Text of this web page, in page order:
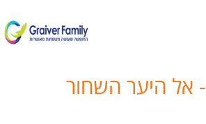
קיץ 2023 - אל היער השחור